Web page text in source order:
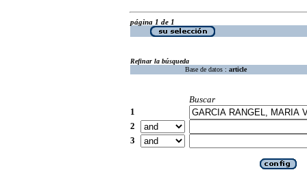
página 1 de 1
Refinar la búsqueda
Base de datos : article
Buscar
1
2
3